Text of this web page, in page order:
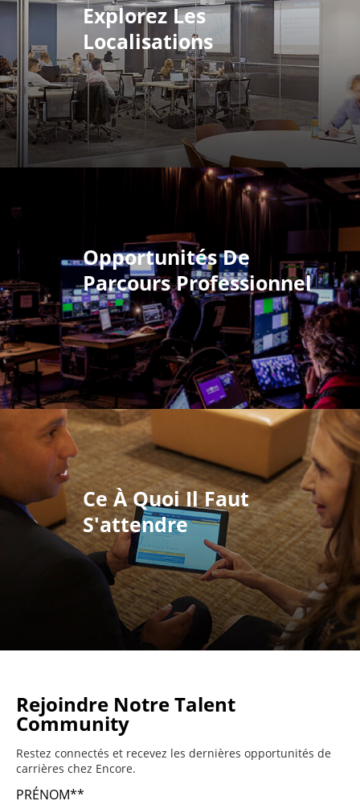
Explorez Les
Localisations
Opportunités De
Parcours Professionnel
Ce À Quoi Il Faut
S'attendre
Rejoindre Notre Talent
Community
Restez connectés et recevez les dernières opportunités de
carrières chez Encore.
PRÉNOM*